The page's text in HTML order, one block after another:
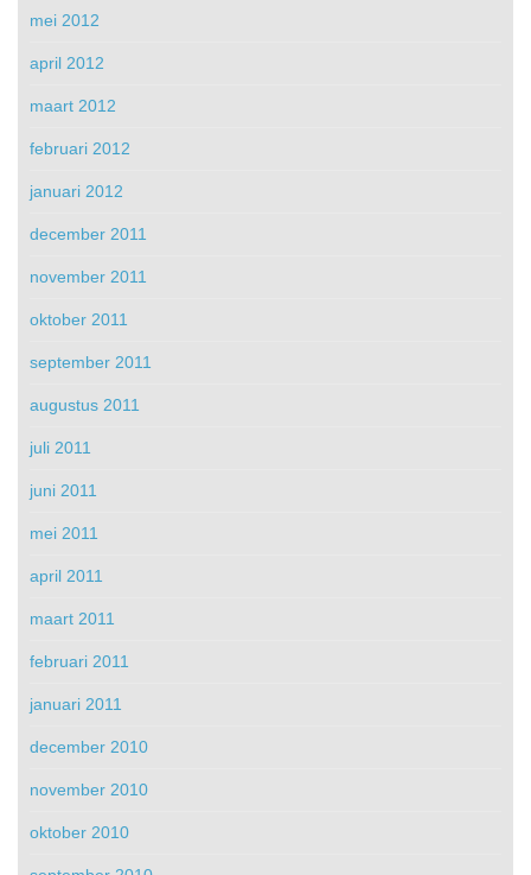
mei 2012
april 2012
maart 2012
februari 2012
januari 2012
december 2011
november 2011
oktober 2011
september 2011
augustus 2011
juli 2011
juni 2011
mei 2011
april 2011
maart 2011
februari 2011
januari 2011
december 2010
november 2010
oktober 2010